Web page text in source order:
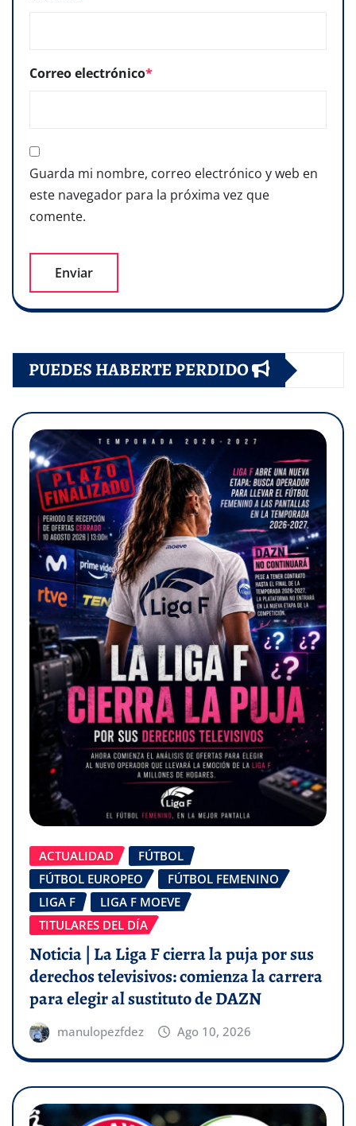
Correo electrónico*
Guarda mi nombre, correo electrónico y web en
este navegador para la próxima vez que
comente.
PUEDES HABERTE PERDIDO
ACTUALIDAD
FÚTBOL
FÚTBOL EUROPEO
FÚTBOL FEMENINO
LIGA F
LIGA F MOEVE
TITULARES DEL DÍA
Noticia | La Liga F cierra la puja por sus
derechos televisivos: comienza la carrera
para elegir al sustituto de DAZN
manulopezfdez Ago 10, 2026